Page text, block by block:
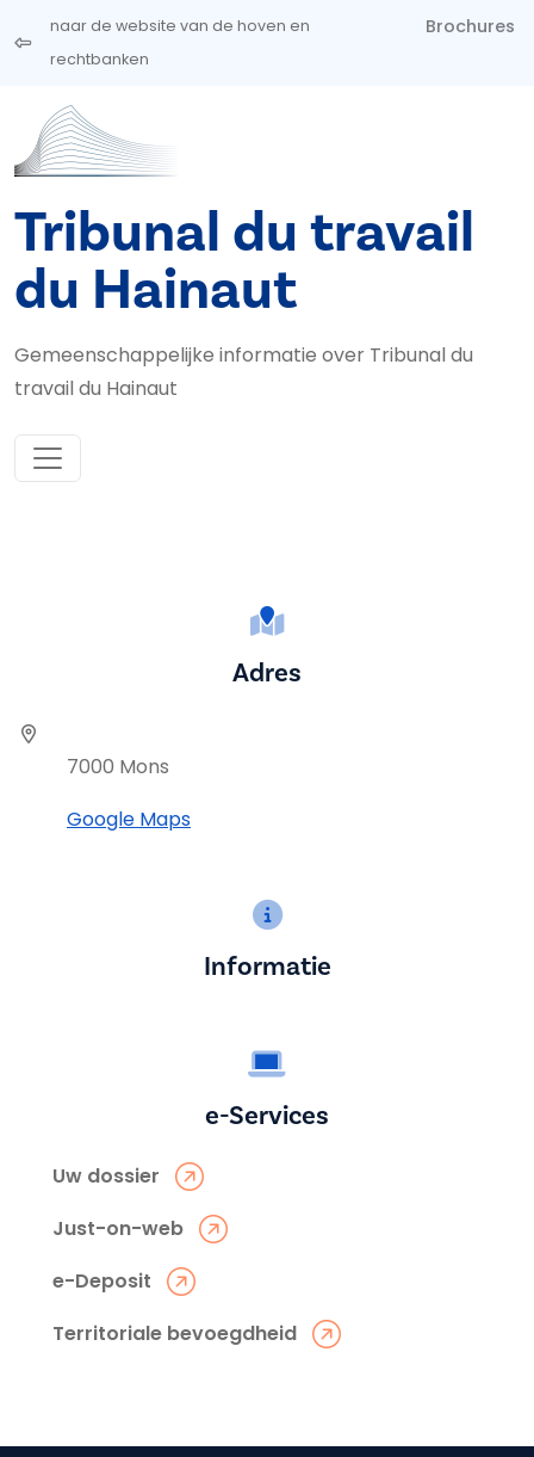
Overslaan en naar de inhoud gaan
naar de website van de hoven en
rechtbanken
Brochures
Tribunal du travail
du Hainaut
Gemeenschappelijke informatie over Tribunal du
travail du Hainaut
Adres
7000 Mons
Google Maps
Informatie
e-Services
Uw dossier
Just-on-web
e-Deposit
Territoriale bevoegdheid